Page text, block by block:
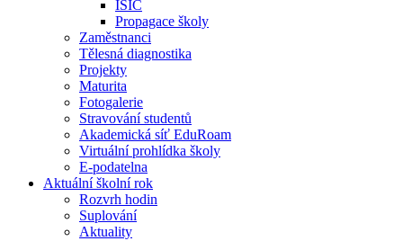
ISIC
Propagace školy
Zaměstnanci
Tělesná diagnostika
Projekty
Maturita
Fotogalerie
Stravování studentů
Akademická síť EduRoam
Virtuální prohlídka školy
E-podatelna
Aktuální školní rok
Rozvrh hodin
Suplování
Aktuality